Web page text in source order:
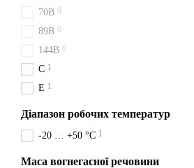
70B 0
89B 0
144B 0
C 1
E 1
Діапазон робочих температур
-20 … +50 °C 1
Маса вогнегасної речовини